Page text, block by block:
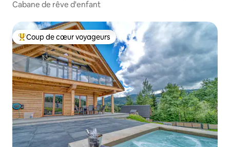
Cabane de rêve d'enfant
Coups de cœur voyageurs les plus appréciés
Coup de cœur voyageurs